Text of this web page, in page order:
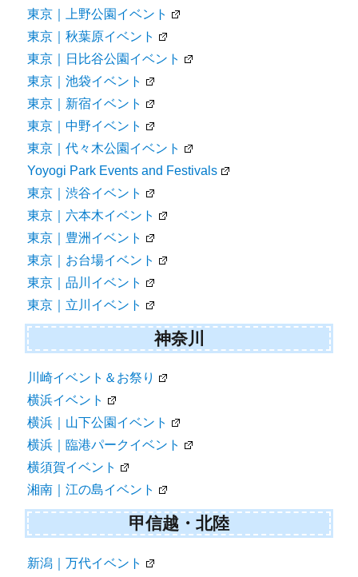
東京｜上野公園イベント
東京｜秋葉原イベント
東京｜日比谷公園イベント
東京｜池袋イベント
東京｜新宿イベント
東京｜中野イベント
東京｜代々木公園イベント
Yoyogi Park Events and Festivals
東京｜渋谷イベント
東京｜六本木イベント
東京｜豊洲イベント
東京｜お台場イベント
東京｜品川イベント
東京｜立川イベント
神奈川
川崎イベント＆お祭り
横浜イベント
横浜｜山下公園イベント
横浜｜臨港パークイベント
横須賀イベント
湘南｜江の島イベント
甲信越・北陸
新潟｜万代イベント